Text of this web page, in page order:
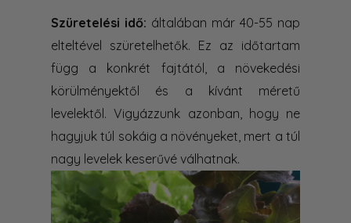
Szüretelési idő: általában már 40-55 nap
elteltével szüretelhetők. Ez az időtartam
függ a konkrét fajtától, a növekedési
körülményektől és a kívánt méretű
levelektől. Vigyázzunk azonban, hogy ne
hagyjuk túl sokáig a növényeket, mert a túl
nagy levelek keserűvé válhatnak.